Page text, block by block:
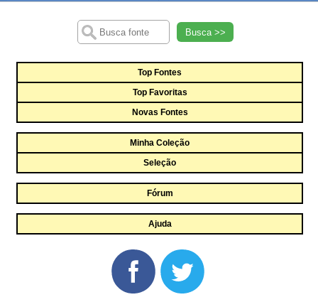
Busca >>
Top Fontes
Top Favoritas
Novas Fontes
Minha Coleção
Seleção
Fórum
Ajuda